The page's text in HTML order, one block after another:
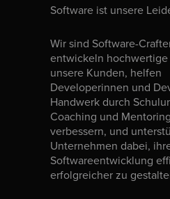
Software ist unsere
Wir sind Software-
entwickeln hochwertige
unsere Kunden, helfen
Developerinnen und
Handwerk durch
Coaching und
verbessern, und
Unternehmen dabei,
Softwareentwicklung
erfolgreicher zu